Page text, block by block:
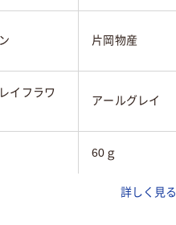
片岡物産
イフラワ
アールグレイ
60ｇ
詳しく見る